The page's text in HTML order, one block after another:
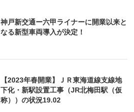
神戸新交通ー六甲ライナーに開業以来と
なる新型車両導入が決定！
【2023年春開業】ＪＲ東海道線支線地
下化・新駅設置工事（JR北梅田駅（仮
称））の状況19.02